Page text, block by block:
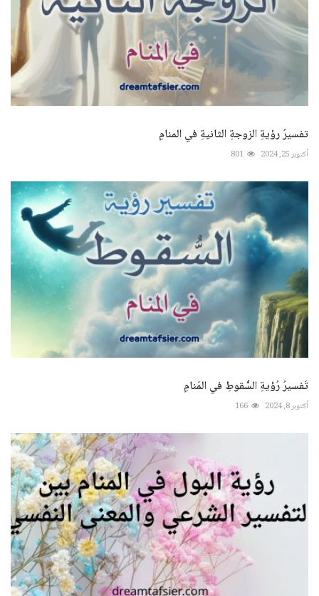
تفسيرُ رؤيةِ الزوجةِ الثانيةِ في المنامِ
أكتوبر 25, 2024 801
تَفسيرُ رُؤيةِ السُّقوطِ في المَنامِ
أكتوبر 8, 2024 166